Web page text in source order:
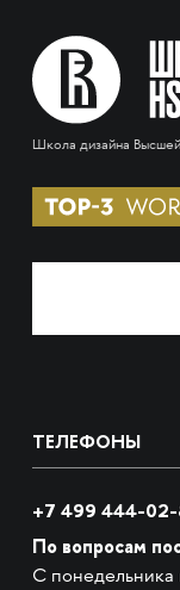
Школа дизайна
ТЕЛЕФОНЫ
+7 499 444-
По вопросам
С понедельника